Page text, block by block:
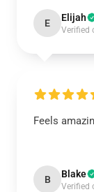
E Elijah
Verified
Feels
B Blake
Verified